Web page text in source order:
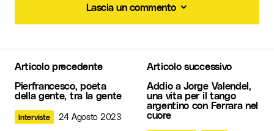
Lascia un commento
Il tuo indirizzo email non sarà pubblicato. I
campi obbligatori sono contrassegnati *
Commento*
Articolo precedente
Pierfrancesco, poeta
della gente, tra la gente
Interviste 24 Agosto 2023
Articolo successivo
Addio a Jorge Valendel,
una vita per il tango
argentino con Ferrara nel
cuore